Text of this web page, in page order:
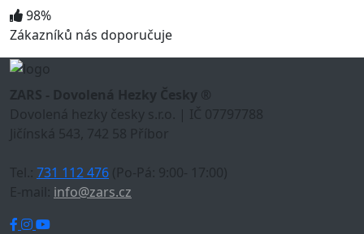
98%
Zákazníků nás doporučuje
ZARS - Dovolená Hezky Česky ®
Dovolená hezky česky s.r.o. | IČ 07797788
Jičínská 543, 742 58 Příbor
Tel.: 731 112 476 (Po-Pá: 9:00- 17:00)
E-mail: info@zars.cz